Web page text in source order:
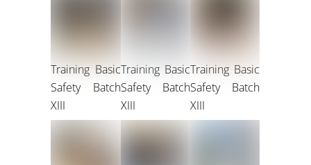
Training Basic
Safety Batch
XIII
Training Basic
Safety Batch
XIII
Training Basic
Safety Batch
XIII